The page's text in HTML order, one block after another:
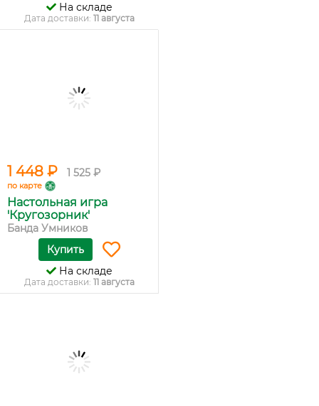
На складе
Дата доставки: 11 августа
1 448 ₽ 1 525 ₽
по карте
Настольная игра
'Кругозорник'
Банда Умников
Купить
На складе
Дата доставки: 11 августа